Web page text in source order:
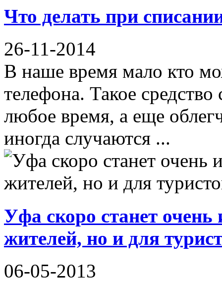
Что делать при
26-11-2014
В наше время мало кто
телефона. Такое
любое время, а еще
иногда случаются ...
Уфа скоро станет очень
жителей, но и для
06-05-2013